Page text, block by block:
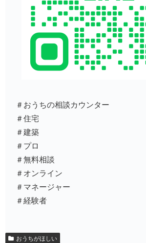
＃おうちの相談カウンター
＃住宅
＃建築
＃プロ
＃無料相談
＃オンライン
＃マネージャー
＃経験者
おうちがほしい